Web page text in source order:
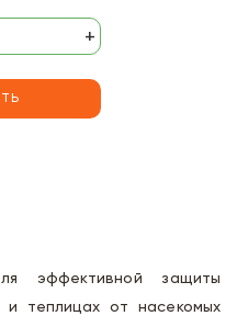
+
эффективной защиты
теплицах от насекомых